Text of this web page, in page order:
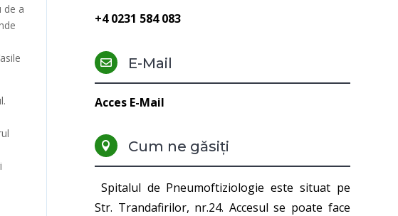
de a
+4 0231 584 083
 E-Mail
Acces E-Mail
 Cum ne găsiți
Spitalul de Pneumoftiziologie este situat pe
Str. Trandafirilor, nr.24. Accesul se poate face